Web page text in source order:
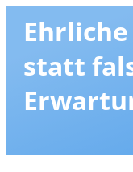
statt